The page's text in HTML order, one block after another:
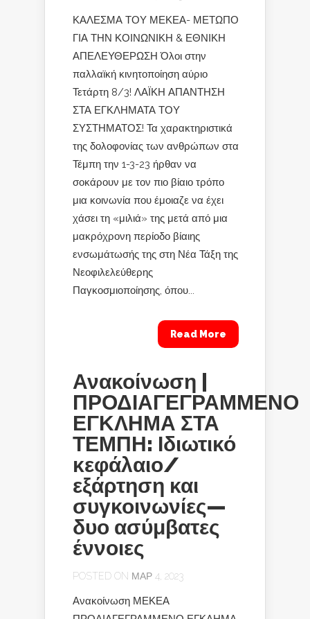
ΚΑΛΕΣΜΑ ΤΟΥ ΜΕΚΕΑ- ΜΕΤΩΠΟ
ΓΙΑ ΤΗΝ ΚΟΙΝΩΝΙΚΗ & ΕΘΝΙΚΗ
ΑΠΕΛΕΥΘΕΡΩΣΗ Όλοι στην
παλλαϊκή κινητοποίηση αύριο
Τετάρτη 8/3! ΛΑΪΚΗ ΑΠΑΝΤΗΣΗ
ΣΤΑ ΕΓΚΛΗΜΑΤΑ ΤΟΥ
ΣΥΣΤΗΜΑΤΟΣ! Τα χαρακτηριστικά
της δολοφονίας των ανθρώπων στα
Τέμπη την 1-3-23 ήρθαν να
σοκάρουν με τον πιο βίαιο τρόπο
μια κοινωνία που έμοιαζε να έχει
χάσει τη «μιλιά» της μετά από μια
μακρόχρονη περίοδο βίαιης
ενσωμάτωσής της στη Νέα Τάξη της
Νεοφιλελεύθερης
Παγκοσμιοποίησης, όπου...
Read More
Ανακοίνωση |
ΠΡΟΔΙΑΓΕΓΡΑΜΜΕΝΟ
ΕΓΚΛΗΜΑ ΣΤΑ
ΤΕΜΠΗ: Ιδιωτικό
κεφάλαιο/
εξάρτηση και
συγκοινωνίες—
δυο ασύμβατες
έννοιες
POSTED ON ΜΑΡ 4, 2023
Ανακοίνωση ΜΕΚΕΑ